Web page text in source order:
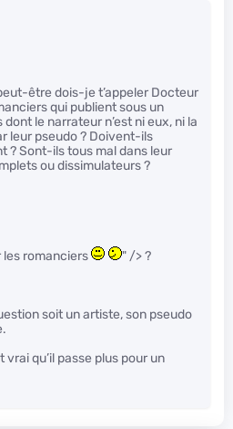
être dois-je t’appeler Docteur
qui publient sous un
le narrateur n’est ni eux, ni la
leur pseudo ? Doivent-ils
? Sont-ils tous mal dans leur
ou dissimulateurs ?
les romanciers " /> ?
soit un artiste, son pseudo
qu’il passe plus pour un